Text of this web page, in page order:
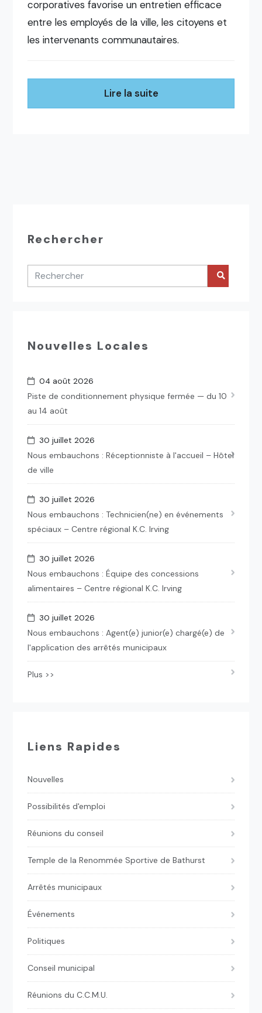
corporatives favorise un entretien efficace
entre les employés de la ville, les citoyens et
les intervenants communautaires.
Lire la suite
Rechercher
Nouvelles Locales
04 août 2026
Piste de conditionnement physique fermée — du 10
au 14 août
30 juillet 2026
Nous embauchons : Réceptionniste à l'accueil – Hôtel
de ville
30 juillet 2026
Nous embauchons : Technicien(ne) en événements
spéciaux – Centre régional K.C. Irving
30 juillet 2026
Nous embauchons : Équipe des concessions
alimentaires – Centre régional K.C. Irving
30 juillet 2026
Nous embauchons : Agent(e) junior(e) chargé(e) de
l'application des arrêtés municipaux
Plus >>
Liens Rapides
Nouvelles
Possibilités d'emploi
Réunions du conseil
Temple de la Renommée Sportive de Bathurst
Arrêtés municipaux
Événements
Politiques
Conseil municipal
Réunions du C.C.M.U.